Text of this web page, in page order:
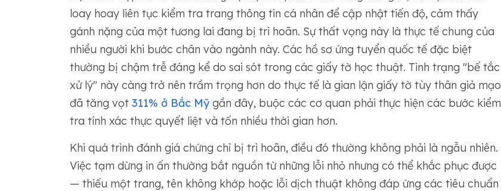
loay hoay liên tục kiểm tra trang thông tin cá nhân để cập nhật tiến độ, cảm thấy
gánh nặng của một tương lai đang bị trì hoãn. Sự thất vọng này là thực tế chung của
nhiều người khi bước chân vào ngành này. Các hồ sơ ứng tuyển quốc tế đặc biệt
thường bị chậm trễ đáng kể do sai sót trong các giấy tờ học thuật. Tình trạng "bế tắc
xử lý" này càng trở nên trầm trọng hơn do thực tế là gian lận giấy tờ tùy thân giả mạo
đã tăng vọt 311% ở Bắc Mỹgần đây, buộc các cơ quan phải thực hiện các bước kiểm
tra tính xác thực quyết liệt và tốn nhiều thời gian hơn.
Khi quá trình đánh giá chứng chỉ bị trì hoãn, điều đó thường không phải là ngẫu nhiên.
Việc tạm dừng in ấn thường bắt nguồn từ những lỗi nhỏ nhưng có thể khắc phục được
— thiếu một trang, tên không khớp hoặc lỗi dịch thuật không đáp ứng các tiêu chuẩn